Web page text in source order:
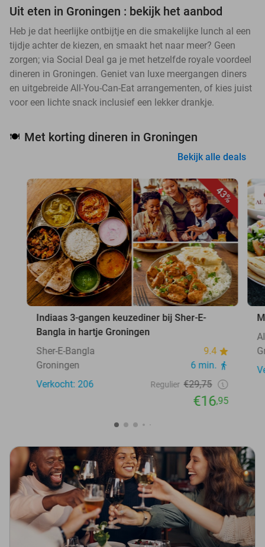
Uit eten in Groningen : bekijk het aanbod
Heb je dat heerlijke ontbijtje en die smakelijke lunch al een
tijdje achter de kiezen, en smaakt het naar meer? Geen
zorgen; via Social Deal ga je met hetzelfde royale voordeel
dineren in Groningen. Geniet van luxe meergangen diners
en uitgebreide All-You-Can-Eat arrangementen, of kies juist
voor een lichte snack inclusief een lekker drankje.
🍽️ Met korting dineren in Groningen
Bekijk alle deals
43%
Indiaas 3-gangen keuzediner bij Sher-E-
Bangla in hartje Groningen
Sher-E-Bangla
9.4
Groningen
6 min.
Verkocht: 206
Regulier €29,75
€16,95